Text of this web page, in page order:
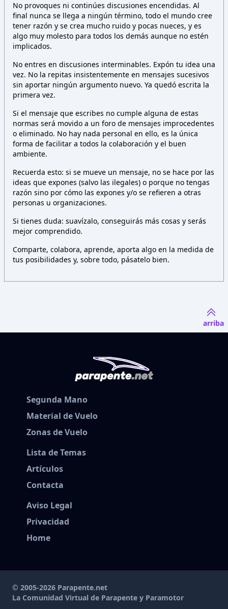
No provoques ni continúes discusiones encendidas. Al
final nunca se llega a ningún término, todo el mundo cree
tener razón y se crea mucho ruido y pocas nueces, y es
algo muy molesto para todos los demás aunque no estén
implicados.
No entres en discusiones interminables. Expón tu idea una
vez. No la repitas insistentemente en mensajes sucesivos
sin aportar ningún argumento nuevo. Ya quedó escrita la
primera vez.
Si el mensaje que escribes no cumple alguna de estas
normas será movido a un foro de mensajes improcedentes
o eliminado. No hay nada personal en ello, es la única
forma de facilitar a todos la colaboración y el buen
ambiente.
Recuerda esto: si se mueve un mensaje, no se hace por las
ideas que expones (salvo las ilegales) o porque no tengas
razón sino por cómo las expones y/o se refieren a otras
personas u organizaciones.
Si tienes duda: suavízalo, conseguirás más cosas y serás
mejor comprendido.
Comparte, colabora, aprende, aporta algo en la medida de
tus posibilidades y, sobre todo, pásatelo bien.
arriba
Segunda Mano
Material de Vuelo
Zonas de Vuelo
Lista de Temas
Artículos
Contacta
Aviso Legal
Privacidad
Home
© 2005-2026 Parapente.net
La Comunidad Virtual de Parapente y Paramotor